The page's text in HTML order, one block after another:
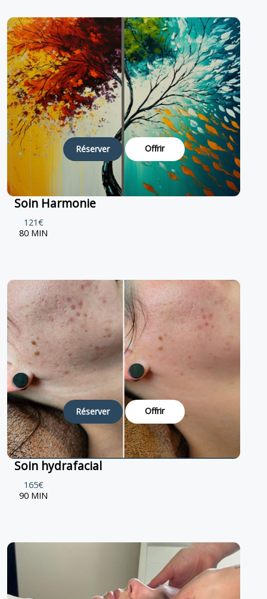
Réserver Offrir
Soin Harmonie
121€
80 MIN
Réserver Offrir
Soin hydrafacial
165€
90 MIN